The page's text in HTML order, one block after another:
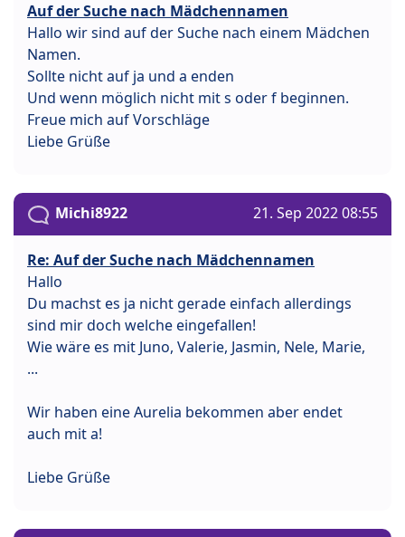
Auf der Suche nach Mädchennamen
Hallo wir sind auf der Suche nach einem Mädchen
Namen.
Sollte nicht auf ja und a enden
Und wenn möglich nicht mit s oder f beginnen.
Freue mich auf Vorschläge
Liebe Grüße
Michi8922 21. Sep 2022 08:55
Re: Auf der Suche nach Mädchennamen
Hallo
Du machst es ja nicht gerade einfach allerdings
sind mir doch welche eingefallen!
Wie wäre es mit Juno, Valerie, Jasmin, Nele, Marie,
...
Wir haben eine Aurelia bekommen aber endet
auch mit a!
Liebe Grüße